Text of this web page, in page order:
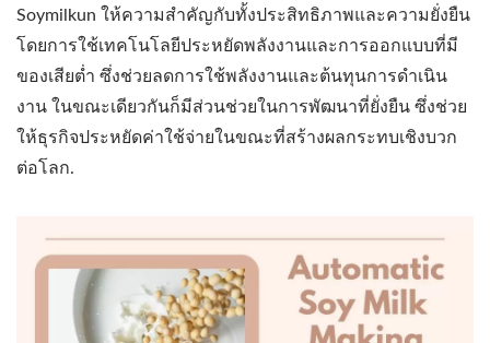
Soymilkun ให้ความสำคัญกับทั้งประสิทธิภาพและความยั่งยืน
โดยการใช้เทคโนโลยีประหยัดพลังงานและการออกแบบที่มี
ของเสียต่ำ ซึ่งช่วยลดการใช้พลังงานและต้นทุนการดำเนิน
งาน ในขณะเดียวกันก็มีส่วนช่วยในการพัฒนาที่ยั่งยืน ซึ่งช่วย
ให้ธุรกิจประหยัดค่าใช้จ่ายในขณะที่สร้างผลกระทบเชิงบวก
ต่อโลก.